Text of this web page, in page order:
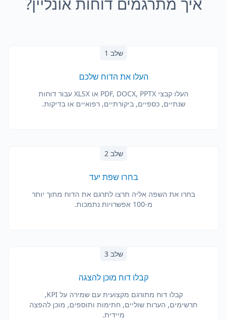
שלב 1
העלו את הדוח שלכם
העלו קבצי PDF, DOCX, PPTX או XLSX עבור דוחות
שנתיים, כספיים, ביקורתיים, רפואיים או בדיקות.
שלב 2
בחרו שפת יעד
בחרו את השפה אליה תרצו לתרגם את הדוח מתוך יותר
מ-100 אפשרויות נתמכות.
שלב 3
קבלו דוח מוכן להצגה
קבלו דוח מתורגם מקצועית עם שמירה על KPI,
תרשימים, הערות שוליים, חתימות ותוספים, מוכן להפצה
מיידית.